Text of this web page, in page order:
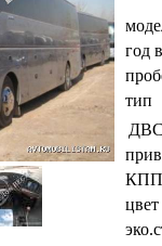
год
тип
КПП
цвет